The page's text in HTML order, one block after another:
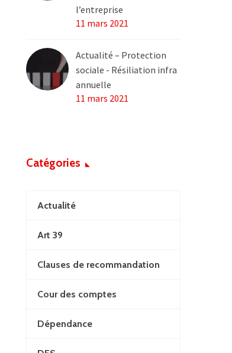
l’entreprise
11 mars 2021
Actualité – Protection
sociale - Résiliation infra
annuelle
11 mars 2021
Catégories
Actualité
Art 39
Clauses de recommandation
Cour des comptes
Dépendance